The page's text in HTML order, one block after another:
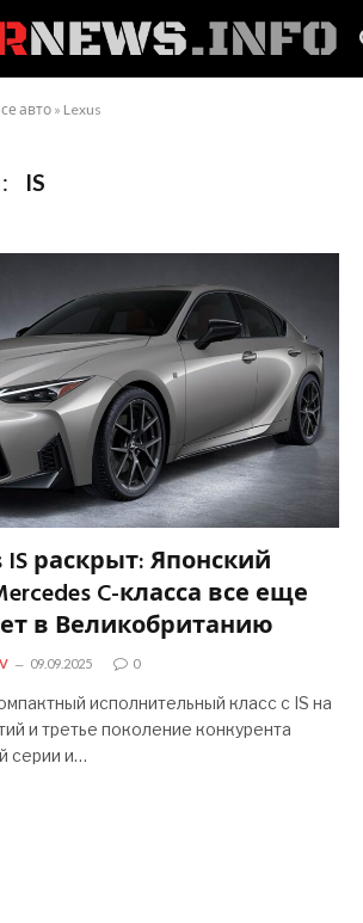
авто» Lexus
IS
раскрыт: Японский
C-класса все еще
в Великобританию
09.09.2025 0
исполнительный класс с IS на
и третье поколение конкурента
серии и…